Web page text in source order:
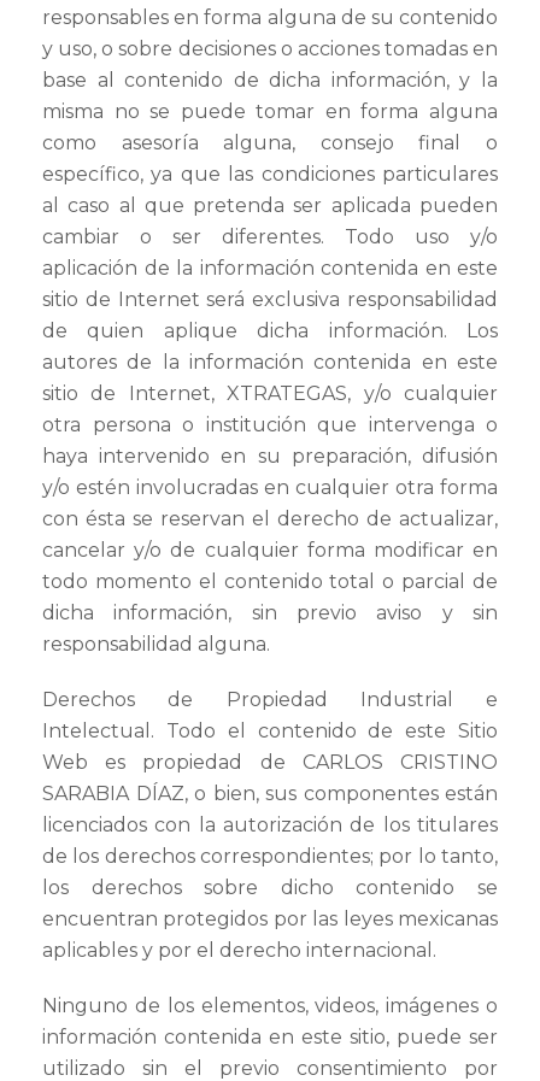
responsables en forma alguna de su contenido
y uso, o sobre decisiones o acciones tomadas en
base al contenido de dicha información, y la
misma no se puede tomar en forma alguna
como asesoría alguna, consejo final o
específico, ya que las condiciones particulares
al caso al que pretenda ser aplicada pueden
cambiar o ser diferentes. Todo uso y/o
aplicación de la información contenida en este
sitio de Internet será exclusiva responsabilidad
de quien aplique dicha información. Los
autores de la información contenida en este
sitio de Internet, XTRATEGAS, y/o cualquier
otra persona o institución que intervenga o
haya intervenido en su preparación, difusión
y/o estén involucradas en cualquier otra forma
con ésta se reservan el derecho de actualizar,
cancelar y/o de cualquier forma modificar en
todo momento el contenido total o parcial de
dicha información, sin previo aviso y sin
responsabilidad alguna.
Derechos de Propiedad Industrial e
Intelectual. Todo el contenido de este Sitio
Web es propiedad de CARLOS CRISTINO
SARABIA DÍAZ, o bien, sus componentes están
licenciados con la autorización de los titulares
de los derechos correspondientes; por lo tanto,
los derechos sobre dicho contenido se
encuentran protegidos por las leyes mexicanas
aplicables y por el derecho internacional.
Ninguno de los elementos, videos, imágenes o
información contenida en este sitio, puede ser
utilizado sin el previo consentimiento por